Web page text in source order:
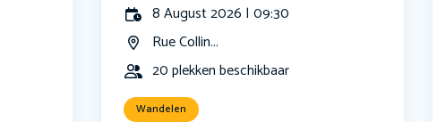
8 August 2026 | 09:30
Rue Collin...
20 plekken beschikbaar
Wandelen